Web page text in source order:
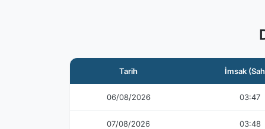
Tarih İmsak
06/08/2026 03:47
07/08/2026 03:48